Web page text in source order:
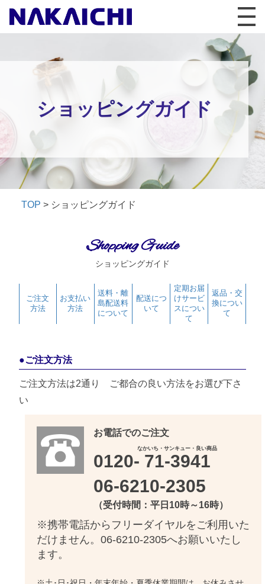
ショッピングガイド
TOP > ショッピングガイド
Shopping Guide
ショッピングガイド
ご注文
方法
お支払い
方法
送料・離
島配送料
について
配送につ
いて
定期お届
けサービ
スについ
て
返品・交
換につい
て
●ご注文方法
ご注文方法は2通り ご都合の良い方法をお選び下さ
い
お電話でのご注文
0120- 71-3941
なかいち・サンキュー・良い商品
06-6210-2305
（受付時間：平日10時～16時）
※携帯電話からフリーダイヤルをご利用いた
だけません。06-6210-2305へお願いいたし
ます。